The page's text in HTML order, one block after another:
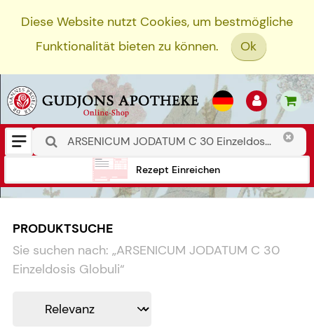
Diese Website nutzt Cookies, um bestmögliche
Funktionalität bieten zu können.
Ok
Rezept Einreichen
PRODUKTSUCHE
Sie suchen nach: „ARSENICUM JODATUM C 30
Einzeldosis Globuli“